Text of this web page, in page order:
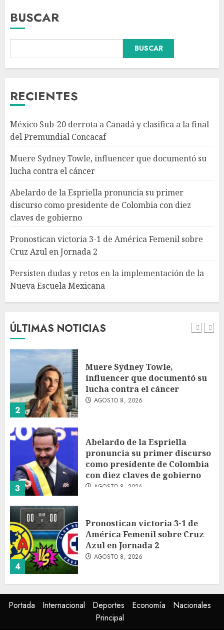
BUSCAR
BUSCAR
RECIENTES
México Sub-20 derrota a Canadá y clasifica a la final
del Premundial Concacaf
Muere Sydney Towle, influencer que documentó su
lucha contra el cáncer
Abelardo de la Espriella pronuncia su primer
discurso como presidente de Colombia con diez
claves de gobierno
Pronostican victoria 3-1 de América Femenil sobre
Cruz Azul en Jornada 2
Persisten dudas y retos en la implementación de la
Nueva Escuela Mexicana
ÚLTIMAS NOTICIAS
3
Abelardo de la Espriella
4
Pronostican victoria 3-1 de
América Femenil sobre Cruz
Azul en Jornada 2
AGOSTO 8, 2026
5
Persisten dudas y retos en la
AGOSTO 8, 2026
1
México Sub-20 derrota a
Canadá y clasifica a la final del
AGOSTO 8, 2026
2
Muere Sydney Towle,
influencer que documentó su
lucha contra el cáncer
AGOSTO 8, 2026
3
Abelardo de la Espriella
pronuncia su primer discurso
como presidente de Colombia
con diez claves de gobierno
AGOSTO 8, 2026
4
Pronostican victoria 3-1 de
América Femenil sobre Cruz
Azul en Jornada 2
AGOSTO 8, 2026
Persisten dudas y retos en la
implementación de la Nueva
Escuela Mexicana
Portada Internacional Deportes Economía
Nacionales
Principal